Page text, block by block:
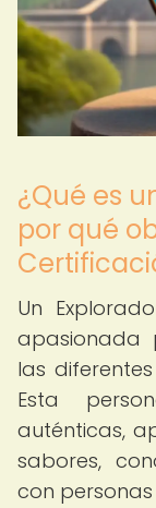
¿Qué es
por qué
Un
apasionada
las
Esta
auténticas,
sabores,
con